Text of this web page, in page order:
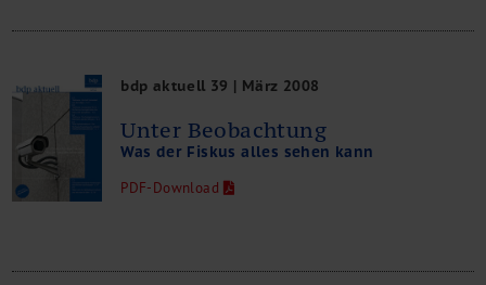
bdp aktuell 39 | März 2008
Unter Beobachtung
Was der Fiskus alles sehen kann
PDF-Download